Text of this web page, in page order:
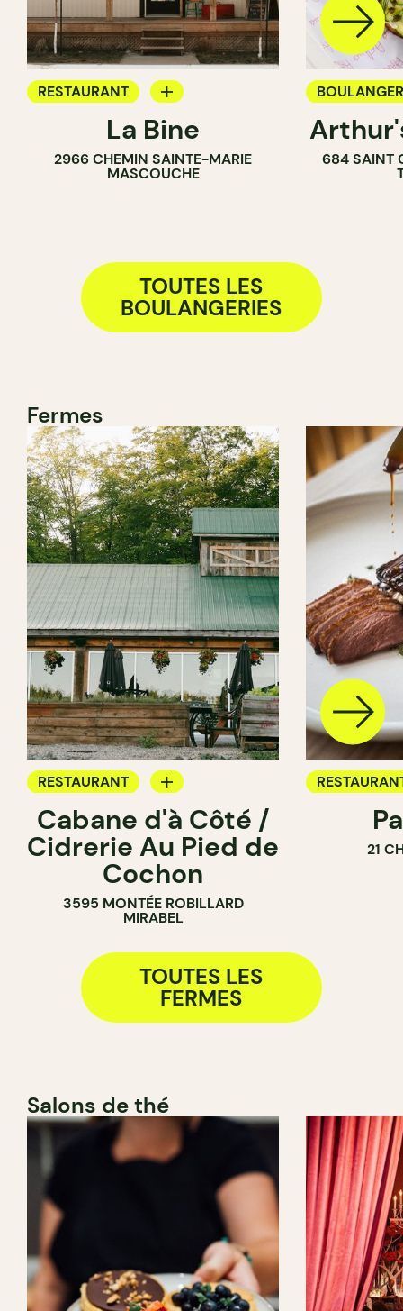
RESTAURANT
BOULANGERIE
La Bine
2966 CHEMIN SAINTE-MARIE
MASCOUCHE
COMPTOIR
684 SAINT
TOUTES LES
BOULANGERIES
Fermes
RESTAURANT
FERME
Cabane d'à Côté /
Cidrerie Au Pied de
Cochon
3595 MONTÉE ROBILLARD
MIRABEL
21
TOUTES LES
FERMES
Salons de thé